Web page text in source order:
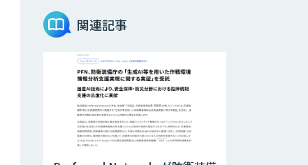
imprai ezCheck
miibo
関連記事